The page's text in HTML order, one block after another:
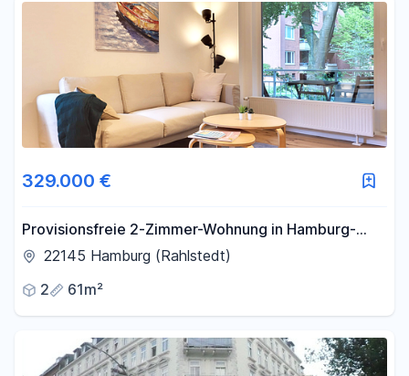
329.000 €
Provisionsfreie 2-Zimmer-Wohnung in Hamburg-
Meiendorf | Eigennutzung oder Kapitalanlage
22145 Hamburg (Rahlstedt)
2
61m²